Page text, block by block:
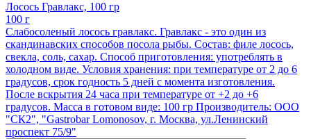
Лосось Гравлакс, 100 гр
100 г
Слабосоленый лосось гравлакс. Гравлакс - это один из
скандинавских способов посола рыбы. Состав: филе лосось,
свекла, соль, сахар. Способ приготовления: употреблять в
холодном виде. Условия хранения: при температуре от 2 до 6
градусов, срок годность 5 дней с момента изготовления.
После вскрытия 24 часа при температуре от +2 до +6
градусов. Масса в готовом виде: 100 гр Производитель: ООО
"СК2", "Gastrobar Lomonosov, г. Москва, ул.Ленинский
проспект 75/9"